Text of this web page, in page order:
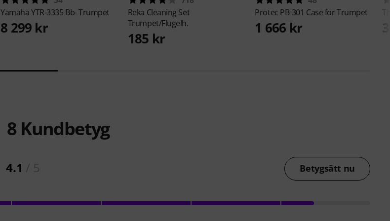
YamahaYTR-3335 Bb- Trumpet
8 299 kr
Reka Cleaning Set
Trumpet/Flugelh.
185 kr
Protec PB-301 Case for Trumpet
1 666 kr
8 Kundbetyg
4.1 Betygsätt nu